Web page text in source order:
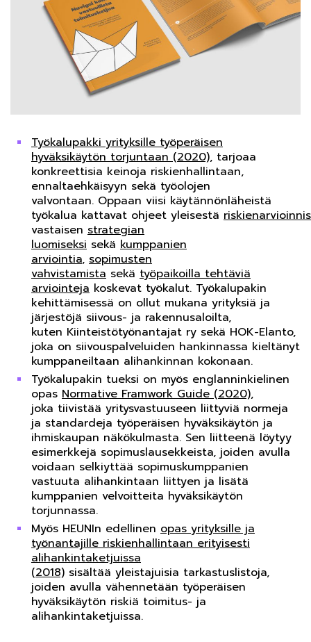
Työkalupakki yrityksille työperäisen
hyväksikäytön torjuntaan (2020), tarjoaa
konkreettisia keinoja riskienhallintaan,
ennaltaehkäisyyn sekä työolojen
valvontaan. Oppaan viisi käytännönläheistä
työkalua kattavat ohjeet yleisestä
vastaisen strategian
luomiseksi sekä kumppanien
arviointia, sopimusten
vahvistamista sekä työpaikoilla tehtäviä
arviointeja koskevat työkalut. Työkalupakin
kehittämisessä on ollut mukana yrityksiä ja
järjestöjä siivous- ja rakennusaloilta,
kuten Kiinteistötyönantajat ry sekä HOK-Elanto,
joka on siivouspalveluiden hankinnassa kieltänyt
kumppaneiltaan alihankinnan kokonaan.
Työkalupakin tueksi on myös englanninkielinen
opas Normative Framwork Guide (2020),
joka tiivistää yritysvastuuseen liittyviä normeja
ja standardeja työperäisen hyväksikäytön ja
ihmiskaupan näkökulmasta. Sen liitteenä löytyy
esimerkkejä sopimuslausekkeista, joiden avulla
voidaan selkiyttää sopimuskumppanien
vastuuta alihankintaan liittyen ja lisätä
kumppanien velvoitteita hyväksikäytön
torjunnassa.
Myös HEUNIn edellinen opas yrityksille ja
työnantajille riskienhallintaan erityisesti
alihankintaketjuissa
(2018) sisältää yleistajuisia tarkastuslistoja,
joiden avulla vähennetään työperäisen
hyväksikäytön riskiä toimitus- ja
alihankintaketjuissa.